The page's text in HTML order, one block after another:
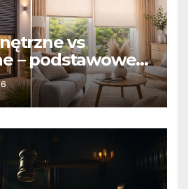
vs
– podstawowe
i